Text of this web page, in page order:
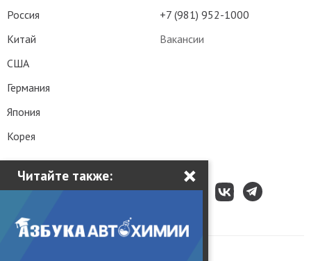
Читайте также: ×
+7 (981) 952-1000
Вакансии
Россия
Китай
США
Германия
Япония
Корея